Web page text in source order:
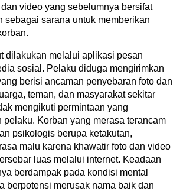
video yang sebelumnya bersifat
sebagai sarana untuk memberikan
dilakukan melalui aplikasi pesan
sosial. Pelaku diduga mengirimkan
berisi ancaman penyebaran foto dan
teman, dan masyarakat sekitar
mengikuti permintaan yang
pelaku. Korban yang merasa terancam
psikologis berupa ketakutan,
malu karena khawatir foto dan video
luas melalui internet. Keadaan
berdampak pada kondisi mental
berpotensi merusak nama baik dan